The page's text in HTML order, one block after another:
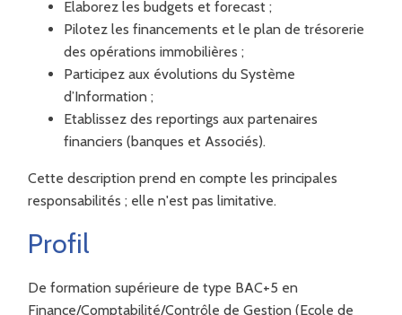
Elaborez les budgets et forecast ;
Pilotez les financements et le plan de trésorerie
des opérations immobilières ;
Participez aux évolutions du Système
d’Information ;
Etablissez des reportings aux partenaires
financiers (banques et Associés).
Cette description prend en compte les principales
responsabilités ; elle n'est pas limitative.
Profil
De formation supérieure de type BAC+5 en
Finance/Comptabilité/Contrôle de Gestion (Ecole de